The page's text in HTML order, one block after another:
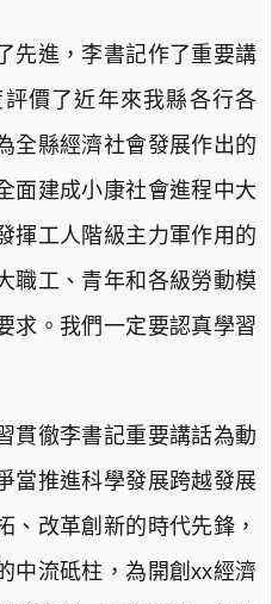
先進，李書記作了重要講
價了近年來我縣各行各
全縣經濟社會發展作出的
面建成小康社會進程中大
揮工人階級主力軍作用的
職工、青年和各級勞動模
求。我們一定要認真學習
貫徹李書記重要講話為動
當推進科學發展跨越發展
、改革創新的時代先鋒，
中流砥柱，為開創xx經濟